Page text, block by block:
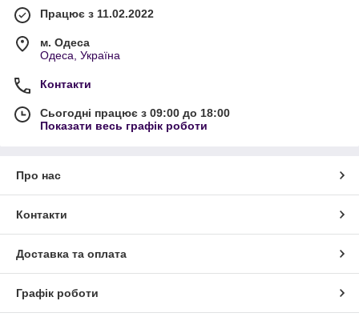
Працює з 11.02.2022
м. Одеса
Одеса, Україна
Контакти
Сьогодні працює з 09:00 до 18:00
Показати весь графік роботи
Про нас
Контакти
Доставка та оплата
Графік роботи